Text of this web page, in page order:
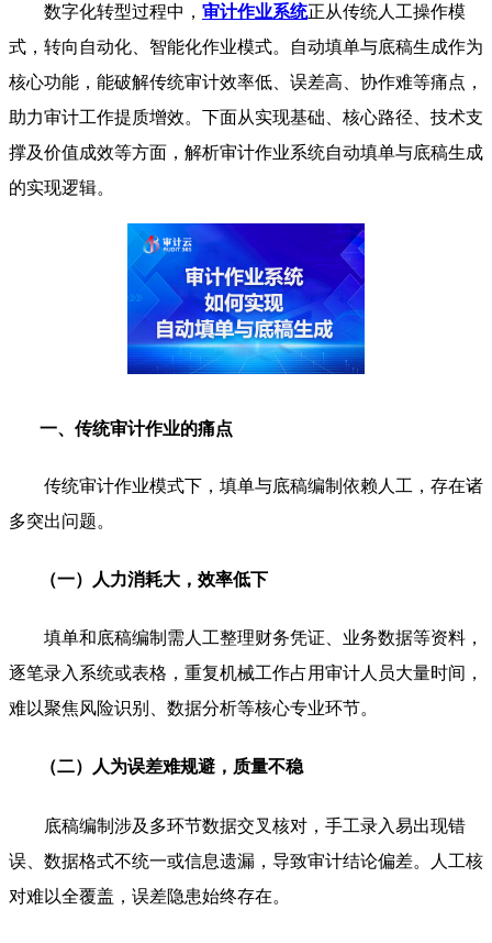
数字化转型过程中， 审计作业系统正从传统人工操作模
式，转向自动化、智能化作业模式。自动填单与底稿生成作为
核心功能，能破解传统审计效率低、误差高、协作难等痛点，
助力审计工作提质增效。下面从实现基础、核心路径、技术支
撑及价值成效等方面，解析审计作业系统自动填单与底稿生成
的实现逻辑。
一、传统审计作业的痛点
传统审计作业模式下，填单与底稿编制依赖人工，存在诸
多突出问题。
（一）人力消耗大，效率低下
填单和底稿编制需人工整理财务凭证、业务数据等资料，
逐笔录入系统或表格，重复机械工作占用审计人员大量时间，
难以聚焦风险识别、数据分析等核心专业环节。
（二）人为误差难规避，质量不稳
底稿编制涉及多环节数据交叉核对，手工录入易出现错
误、数据格式不统一或信息遗漏，导致审计结论偏差。人工核
对难以全覆盖，误差隐患始终存在。